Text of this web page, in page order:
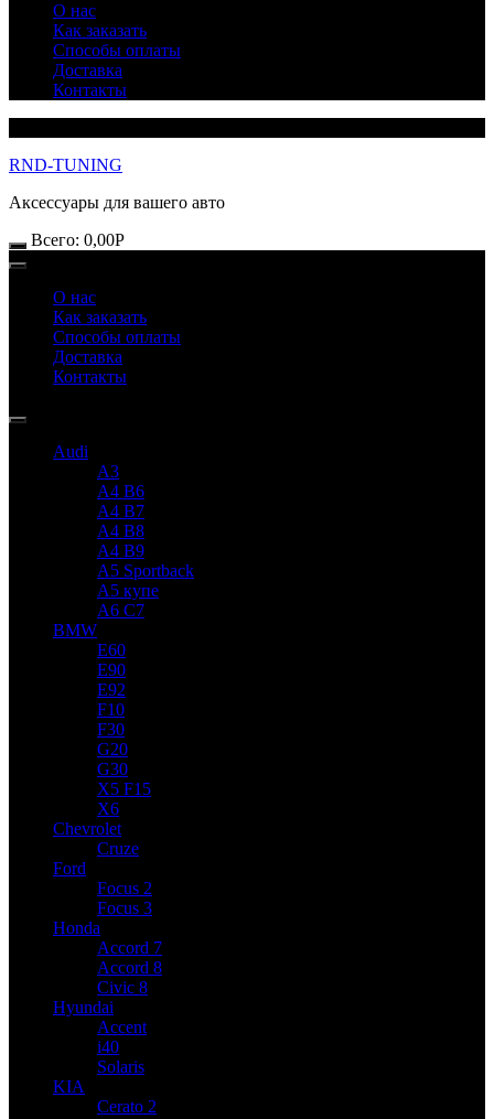
О нас
Как заказать
Способы оплаты
Доставка
Контакты
RND-TUNING
Аксессуары для вашего авто
Всего: 0,00Р
О нас
Как заказать
Способы оплаты
Доставка
Контакты
Audi
A3
A4 B6
A4 B7
A4 B8
A4 B9
A5 Sportback
A5 купе
A6 C7
BMW
E60
E90
E92
F10
F30
G20
G30
X5 F15
X6
Chevrolet
Cruze
Ford
Focus 2
Focus 3
Honda
Accord 7
Accord 8
Civic 8
Hyundai
Accent
i40
Solaris
KIA
Cerato 2